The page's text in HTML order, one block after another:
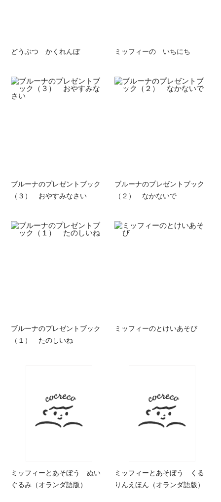
どうぶつ かくれんぼ ミッフィーの いちにち
ブルーナのプレゼントブック
（３） おやすみなさい
ブルーナのプレゼントブック
（２） なかないで
ブルーナのプレゼントブック
（１） たのしいね
ミッフィーのとけいあそび
ミッフィーとあそぼう ぬい
ぐるみ（オランダ語版）
ミッフィーとあそぼう くる
りんえほん（オランダ語版）